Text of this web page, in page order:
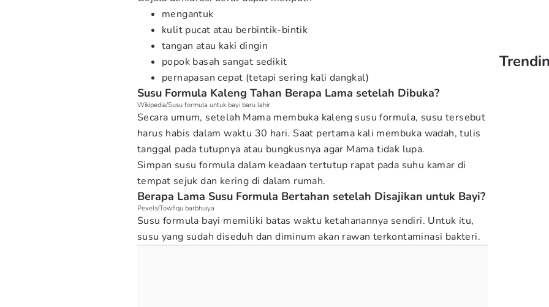
mengantuk
kulit pucat atau berbintik-bintik
tangan atau kaki dingin
popok basah sangat sedikit
pernapasan cepat (tetapi sering kali dangkal)
Susu Formula Kaleng Tahan Berapa Lama setelah Dibuka?
Wikipedia/Susu formula untuk bayi baru lahir
Secara umum, setelah Mama membuka kaleng susu formula, susu tersebut
harus habis dalam waktu 30 hari. Saat pertama kali membuka wadah, tulis
tanggal pada tutupnya atau bungkusnya agar Mama tidak lupa.
Simpan susu formula dalam keadaan tertutup rapat pada suhu kamar di
tempat sejuk dan kering di dalam rumah.
Berapa Lama Susu Formula Bertahan setelah Disajikan untuk Bayi?
Pexels/Towfiqu barbhuiya
Susu formula bayi memiliki batas waktu ketahanannya sendiri. Untuk itu,
susu yang sudah diseduh dan diminum akan rawan terkontaminasi bakteri.